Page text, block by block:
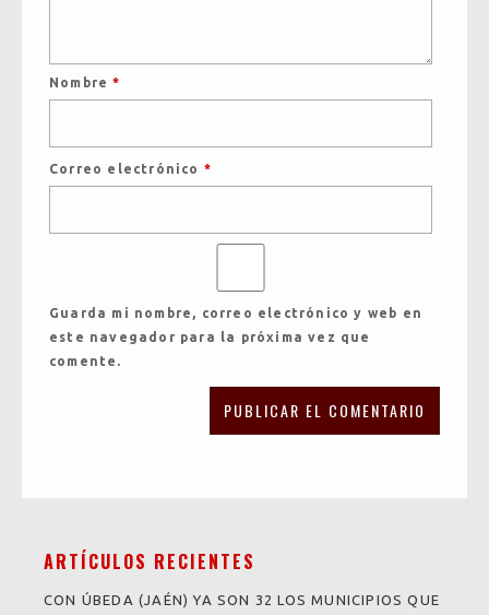
Nombre*
Correo electrónico *
Guarda mi nombre, correo electrónico y web en
este navegador para la próxima vez que
comente.
ARTÍCULOS RECIENTES
CON ÚBEDA (JAÉN) YA SON 32 LOS MUNICIPIOS QUE